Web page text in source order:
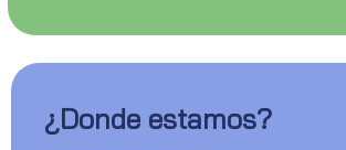
¿Donde estamos?